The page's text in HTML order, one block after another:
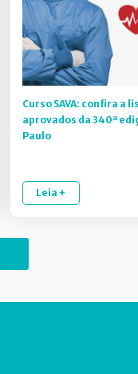
Curso SAVA: confira a
aprovados da 340ª
Paulo
Leia +